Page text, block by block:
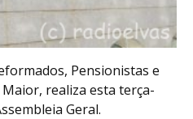
Pensionistas e
Maior, realiza esta terça-
Geral.